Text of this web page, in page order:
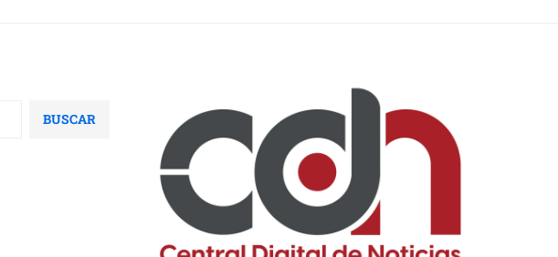
BUSCAR